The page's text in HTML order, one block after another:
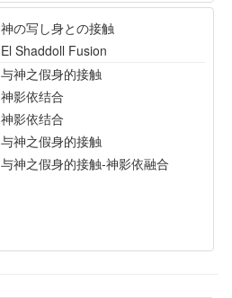
神の写し身との接触
El Shaddoll Fusion
与神之假身的接触
神影依结合
神影依结合
与神之假身的接触
与神之假身的接触-神影依融合